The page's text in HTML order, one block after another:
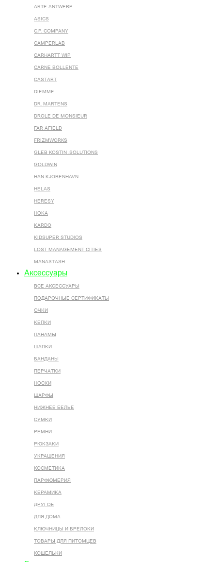
ARTE ANTWERP
ASICS
C.P. COMPANY
CAMPERLAB
CARHARTT WIP
CARNE BOLLENTE
CASTART
DIEMME
DR. MARTENS
DROLE DE MONSIEUR
FAR AFIELD
FRIZMWORKS
GLEB KOSTIN .SOLUTIONS
GOLDWIN
HAN KJOBENHAVN
HELAS
HERESY
HOKA
KARDO
KIDSUPER STUDIOS
LOST MANAGEMENT CITIES
MANASTASH
Аксессуары
ВСЕ AКСЕССУАРЫ
ПОДАРОЧНЫЕ СЕРТИФИКАТЫ
ОЧКИ
КЕПКИ
ПАНАМЫ
ШАПКИ
БАНДАНЫ
ПЕРЧАТКИ
НОСКИ
ШАРФЫ
НИЖНЕЕ БЕЛЬЕ
СУМКИ
РЕМНИ
РЮКЗАКИ
УКРАШЕНИЯ
КОСМЕТИКА
ПАРФЮМЕРИЯ
КЕРАМИКА
ДРУГОЕ
ДЛЯ ДОМА
КЛЮЧНИЦЫ И БРЕЛОКИ
ТОВАРЫ ДЛЯ ПИТОМЦЕВ
КОШЕЛЬКИ